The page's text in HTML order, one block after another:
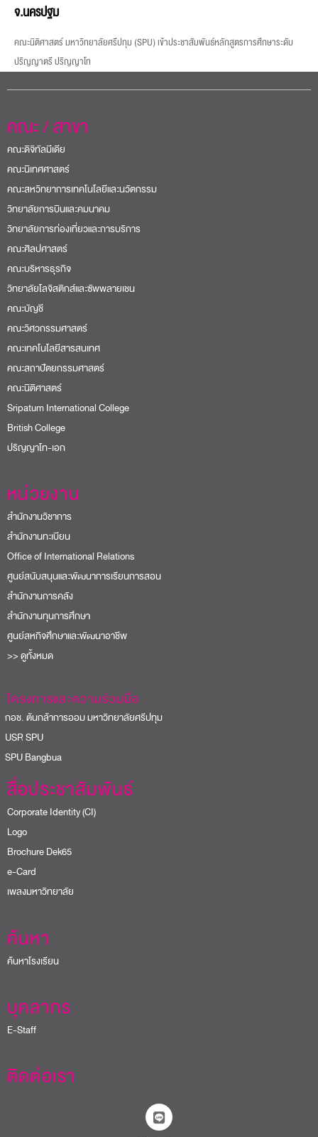
จ.นครปฐม
คณะนิติศาสตร์ มหาวิทยาลัยศรีปทุม (SPU) เข้าประชาสัมพันธ์หลักสูตรการศึกษาระดับ
ปริญญาตรี ปริญญาโท
คณะ / สาขา
คณะดิจิทัลมีเดีย
คณะนิเทศศาสตร์
คณะสหวิทยาการเทคโนโลยีและนวัตกรรม
วิทยาลัยการบินและคมนาคม
วิทยาลัยการท่องเที่ยวและการบริการ
คณะศิลปศาสตร์
คณะบริหารธุรกิจ
วิทยาลัยโลจิสติกส์และซัพพลายเชน
คณะบัญชี
คณะวิศวกรรมศาสตร์
คณะเทคโนโลยีสารสนเทศ
คณะสถาปัตยกรรมศาสตร์
คณะนิติศาสตร์
Sripatum International College
British College
ปริญญาโท-เอก
หน่วยงาน
สำนักงานวิชาการ
สำนักงานทะเบียน
Office of International Relations
ศูนย์สนับสนุนและพัฒนาการเรียนการสอน
สำนักงานการคลัง
สำนักงานทุนการศึกษา
ศูนย์สหกิจศึกษาและพัฒนาอาชีพ
>> ดูทั้งหมด
โครงการและความร่วมมือ
ช. ต้นกล้าการออม มหาวิทยาลัยศรีปทุม
SPU
Bangbua
สื่อประชาสัมพันธ์
Corporate Identity (CI)
Logo
Brochure Dek65
e-Card
เพลงมหาวิทยาลัย
ค้นหา
ค้นหาโรงเรียน
บุคลากร
E-Staff
ติดต่อเรา